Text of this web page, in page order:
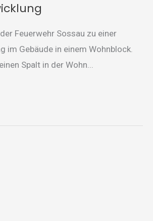
Feuerwehr Sossau zu einer
im Gebäude in einem Wohnblock.
Spalt in der Wohn...